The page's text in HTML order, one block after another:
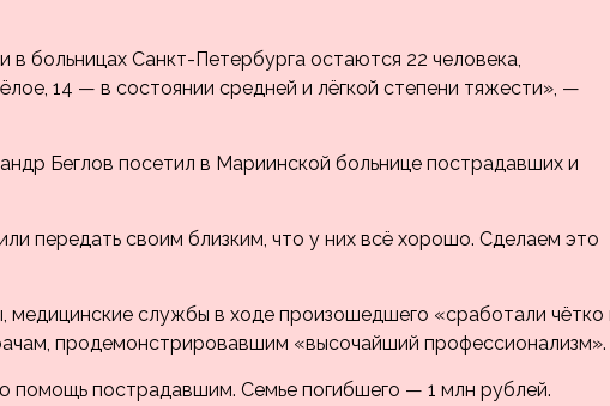
больницах Санкт-Петербурга остаются 22 человека,
14 — в состоянии средней и лёгкой степени тяжести», —
Беглов посетил в Мариинской больнице пострадавших и
передать своим близким, что у них всё хорошо. Сделаем это
медицинские службы в ходе произошедшего «сработали чётко
продемонстрировавшим «высочайший профессионализм».
пострадавшим. Семье погибшего — 1 млн рублей.